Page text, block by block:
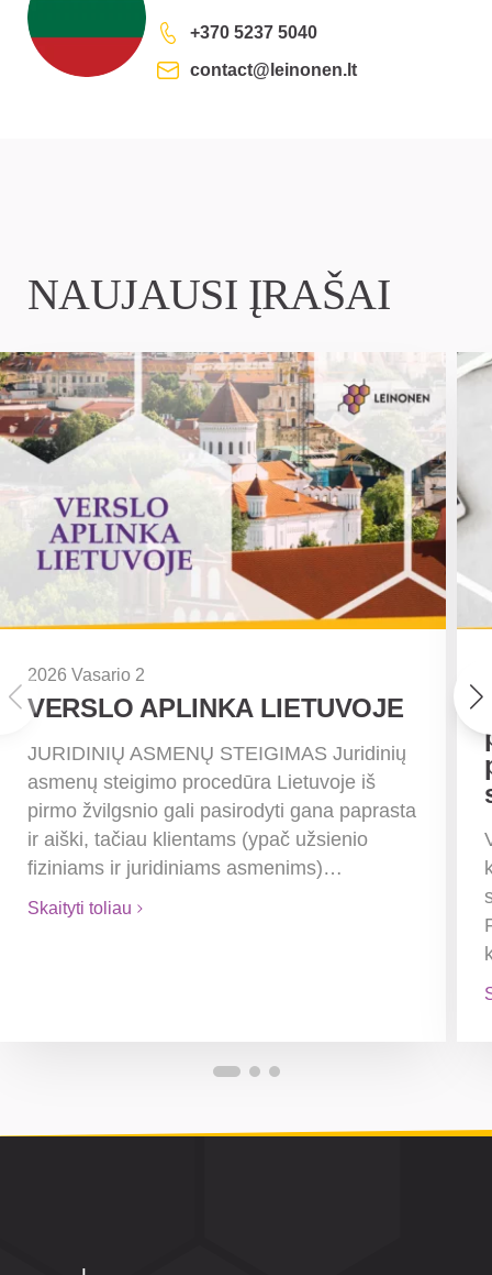
+370 5237 5040
contact@leinonen.lt
NAUJAUSI ĮRAŠAI
2026 Vasario 2
VERSLO APLINKA LIETUVOJE
JURIDINIŲ ASMENŲ STEIGIMAS Juridinių
asmenų steigimo procedūra Lietuvoje iš
pirmo žvilgsnio gali pasirodyti gana paprasta
ir aiški, tačiau klientams (ypač užsienio
fiziniams ir juridiniams asmenims)…
Skaityti toliau